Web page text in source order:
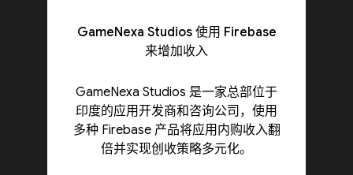
GameNexa Studios 使用 Firebase
来增加收入
GameNexa Studios 是一家总部位于
印度的应用开发商和咨询公司，使用
多种 Firebase 产品将应用内购收入翻
倍并实现创收策略多元化。